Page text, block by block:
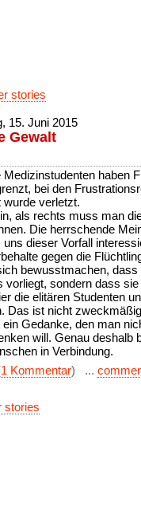
stories
15. Juni 2015
Gewalt
Medizinstudenten haben
bei den
wurde verletzt.
als rechts muss man
Die herrschende
uns dieser Vorfall
gegen die
bewusstmachen,
vorliegt, sondern dass
die elitären Studenten
Das ist nicht
ein Gedanke, den man
will. Genau deshalb
in Verbindung.
1 Kommentar) ...
stories